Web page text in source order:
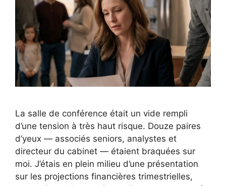
La salle de conférence était un vide rempli
d’une tension à très haut risque. Douze paires
d’yeux — associés seniors, analystes et
directeur du cabinet — étaient braquées sur
moi. J’étais en plein milieu d’une présentation
sur les projections financières trimestrielles,